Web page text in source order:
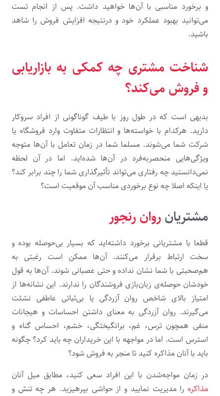
و برخورد مناسبی با آن‌ها خواهید داشت. پس از انجام تست
می‌توانید بهبود عملکرد خود و درنتیجه افزایش فروش را شاهد
باشید.
شناخت مشتری چه کمکی به بازاریابی
و فروش می‌کند؟
بدیهی است که در طول روز با طیف گوناگونی از افراد سروکار
دارید. هرکدام با خواسته‌ها و انتظارات متفاوت وارد فروشگاه یا
شرکت شما می‌شوند. مسلما شما در زمان تعامل با آن‌ها متوجه
ویژگی‌هایی منحصربه‌فرد در آن‌ها شده‌اید. اما در آن لحظه
نمی‌دانستید چه رفتاری می‌تواند تأثیرگذاری شما را چند برابر کند؟
یا اینکه اصلا چه نوع برخوردی مناسب آن موقعیت است؟
مشتریانروان رنجور
قطعا با مشتریانی برخورد داشته‌اید که بسیار بی‌حوصله بوده و
سخت ارتباط برقرار می‌کنند. آن‌ها ممکن است رغبتی به
هم‌صحبتی با شما نشان نداده و حتی عصبانی شوند. آن‌ها به قول
خودشان حوصله‌ی زبان‌بازی فروشندگان را ندارند. این نشانه‌ها از
امتیاز بالای شاخص روان آزردگی یا بی‌ثباتی عاطفی نشئت
می‌گیرند. روان آزردگی به معنای داشتن احساسات و هیجانات
منفی همچون ترس، غم، برانگیختگی، خشم، احساس گناه و
استرس است. اما در مواجهه با این خریداران چه باید کرد؟ چگونه
باید با آنان مذاکره کنید تا منجر به فروش شود؟
در زمان مواجه‌شدن با این افراد سعی کنید، مطابق میل آنان
مذاکره را مدیریت نمایید و از حواشی بپرهیزید. هر چه تنش و